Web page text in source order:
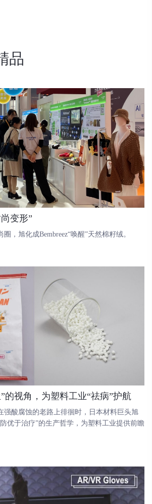
品
变形”
，旭化成Bembreez“唤醒”天然棉籽绒。
的视角，为塑料工业“祛病”护航
强酸腐蚀的老路上徘徊时，日本材料巨头旭
优于治疗”的生产哲学，为塑料工业提供前瞻